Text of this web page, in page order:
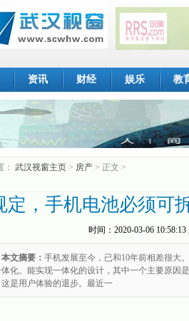
资讯 财经 娱乐 教
： 武汉视窗主页 > 房产 > 正文 >
定，手机电池必须可
时间： 2020-03-06 10:58:13
本文摘要： 手机发展至今，已和10年前相差很大
体化。能实现一体化的设计，其中一个主要原因
是用户体验的退步。最近一